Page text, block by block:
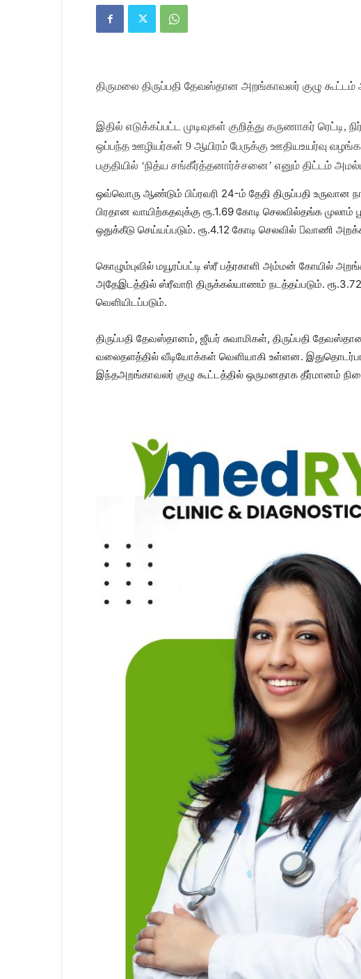
|
திருமலை திருப்பதி தேவஸ்தான அறங்காவலர் குழு
இதில் எடுக்கப்பட்ட முடிவுகள் குறித்து கருணாகர்
ஒப்பந்த ஊழியர்கள் 9 ஆயிரம் பேருக்கு ஊதியஉயர்வு
பகுதியில் ‘நித்ய சங்கீர்த்தனார்ச்சனை’ எனும் திட்டம்
ஒவ்வொரு ஆண்டும் பிப்ரவரி 24-ம் தேதி திருப்பதி உருவான
பிரதான வாயிற்கதவுக்கு ரூ.1.69 கோடி செலவில்தங்க
ஒதுக்கீடு செய்யப்படும். ரூ.4.12 கோடி செலவில் வாணி
கொழும்புவில் மயூரப்பட்டி ஸ்ரீ பத்ரகாளி அம்மன் கோயில்
அதேஇடத்தில் ஸ்ரீவாரி திருக்கல்யாணம் நடத்தப்படும்.
வெளியிடப்படும்.
திருப்பதி தேவஸ்தானம், ஜீயர் சுவாமிகள், திருப்பதி
வலைதளத்தில் வீடியோக்கள் வெளியாகி உள்ளன.
இந்தஅறங்காவலர் குழு கூட்டத்தில் ஒருமனதாக தீர்மானம்